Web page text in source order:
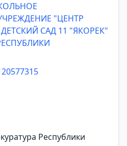
"ЦЕНТР
САД 11 "ЯКОРЕК"
Республики